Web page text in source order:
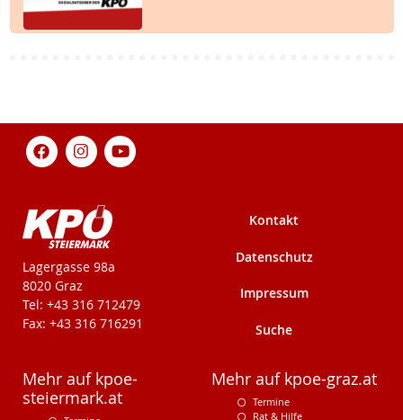
KPÖ-Steiermark
Lagergasse 98a
8020 Graz
Tel: +43 316 712479
Fax: +43 316 716291
Kontakt
Datenschutz
Impressum
Suche
Mehr auf kpoe-
steiermark.at
Mehr auf kpoe-graz.at
Termine
Rat & Hilfe